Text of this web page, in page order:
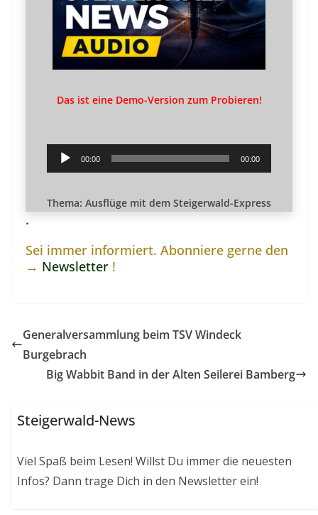
Das ist eine Demo-Version zum Probieren!
Audio-
Player
00:00 00:00
Thema: Ausflüge mit dem Steigerwald-Express
.
Sei immer informiert. Abonniere gerne den
→ Newsletter !
Generalversammlung beim TSV Windeck
Burgebrach
Big Wabbit Band in der Alten Seilerei Bamberg
Steigerwald-News
Viel Spaß beim Lesen! Willst Du immer die neuesten
Infos? Dann trage Dich in den Newsletter ein!